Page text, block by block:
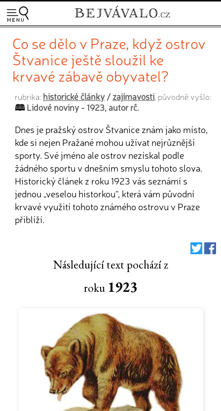
Co se dělo v Praze, když ostrov
Štvanice ještě sloužil ke
krvavé zábavě obyvatel?
rubrika: historické články/zajímavosti , původně vyšlo:
Lidové noviny - 1923, autor rč.
Dnes je pražský ostrov Štvanice znám jako místo,
kde si nejen Pražané mohou užívat nejrůznější
sporty. Své jméno ale ostrov nezískal podle
žádného sportu v dnešním smyslu tohoto slova.
Historický článek z roku 1923 vás seznámí s
jednou „veselou historkou“, která vám původní
krvavé využití tohoto známého ostrovu v Praze
přiblíží.
Následující text pochází z
roku 1923